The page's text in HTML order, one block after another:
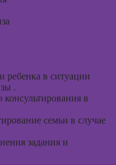
ребенка в ситуации
.
консультирования в
семьи в случае
задания и